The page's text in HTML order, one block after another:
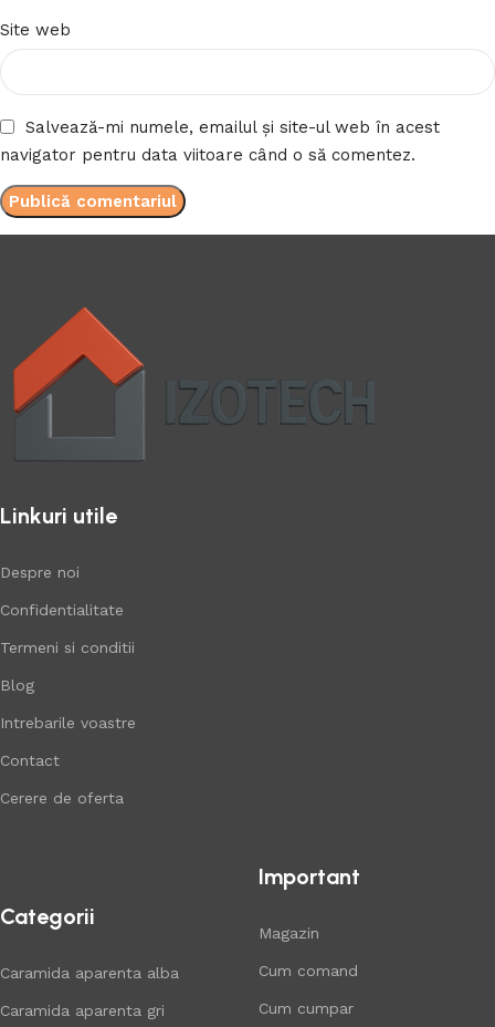
Site web
Salvează-mi numele, emailul și site-ul web în acest
navigator pentru data viitoare când o să comentez.
Linkuri utile
Despre noi
Confidentialitate
Termeni si conditii
Blog
Intrebarile voastre
Contact
Cerere de oferta
Categorii
Caramida aparenta alba
Caramida aparenta gri
Important
Magazin
Cum comand
Cum cumpar